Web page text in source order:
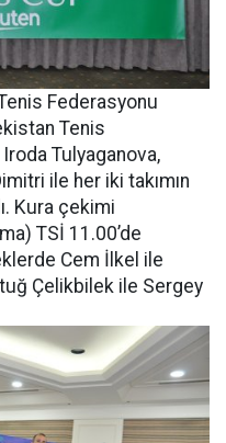
Federasyonu
Tenis
Tulyaganova,
ile her iki takımın
Kura çekimi
TSİ 11.00’de
Cem İlkel ile
Çelikbilek ile Sergey